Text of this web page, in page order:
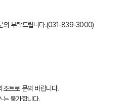
의 부탁드립니다.(031-839-3000)
트로 문의 바랍니다.
불가합니다.